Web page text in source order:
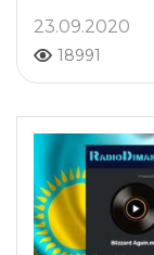
23.09.2020
18991